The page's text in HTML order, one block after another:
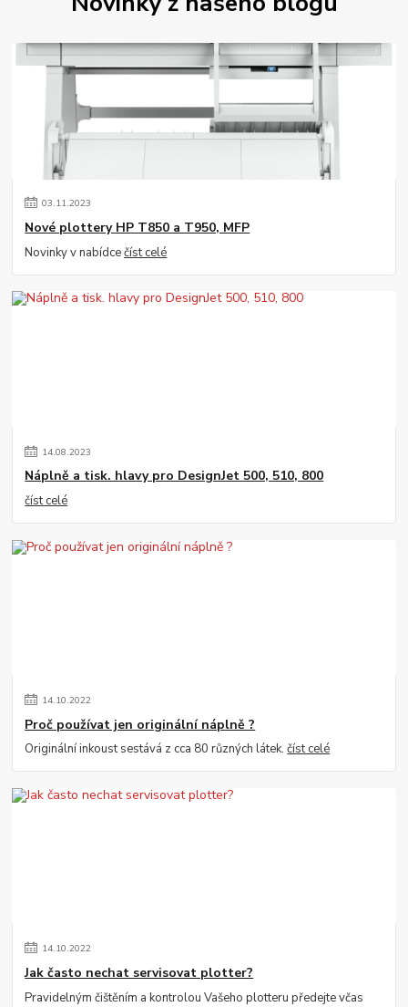
03.11.2023
Nové plottery HP T850 a T950, MFP
Novinky v nabídcečíst celé
14.08.2023
Náplně a tisk. hlavy pro DesignJet 500, 510, 800
číst celé
14.10.2022
Proč používat jen originální náplně ?
Originální inkoust sestává z cca 80 různých látek.číst celé
14.10.2022
Jak často nechat servisovat plotter?
Pravidelným čištěním a kontrolou Vašeho plotteru předejte včas